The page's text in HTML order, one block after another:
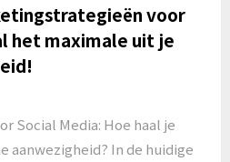
voor
het maximale uit je
Social Media: Hoe haal je
aanwezigheid? In de huidige